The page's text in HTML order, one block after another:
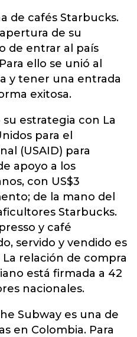
de cafés Starbucks.
de su
de entrar al país
ello se unió al
y tener una entrada
exitosa.
su estrategia con La
para el
(USAID) para
apoyo a los
con US$3
de la mano del
Starbucks.
y café
servido y vendido es
relación de compra
está firmada a 42
nacionales.
Subway es una de
en Colombia. Para